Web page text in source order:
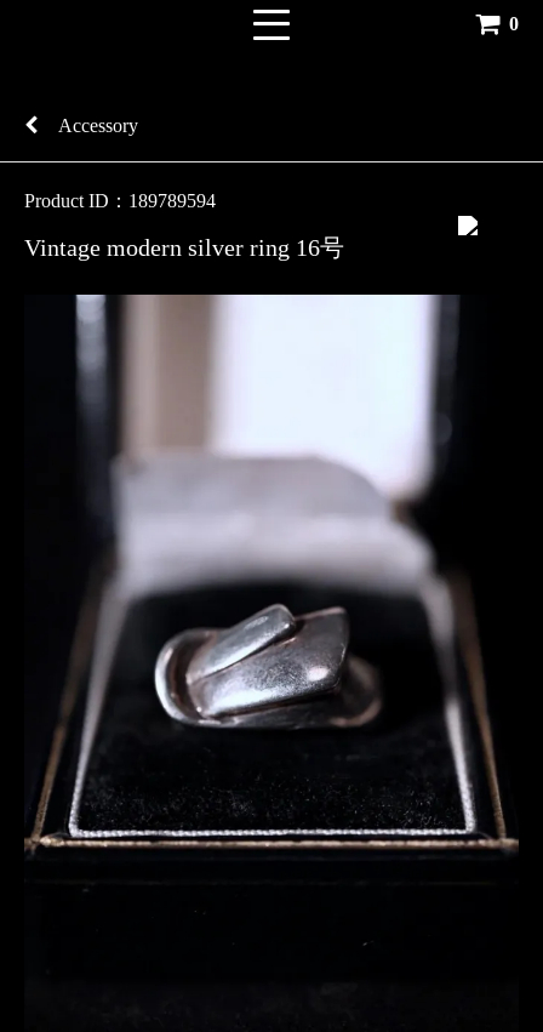
0
Accessory
Product ID：189789594
Vintage modern silver ring 16号